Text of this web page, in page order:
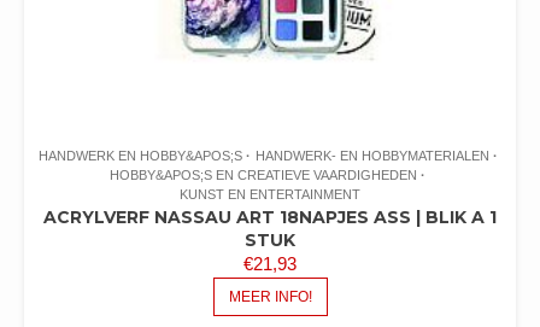
HANDWERK EN HOBBY&APOS;S
HANDWERK- EN HOBBYMATERIALEN
HOBBY&APOS;S EN CREATIEVE VAARDIGHEDEN
KUNST EN ENTERTAINMENT
ACRYLVERF NASSAU ART 18NAPJES ASS | BLIK A 1
STUK
€21,93
MEER INFO!